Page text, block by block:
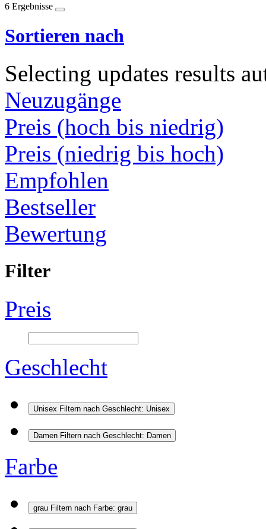
6 Ergebnisse
Sortieren nach
Selecting updates results
Neuzugänge
Preis (hoch bis niedrig)
Preis (niedrig bis hoch)
Empfohlen
Bestseller
Bewertung
Filter
Preis
Geschlecht
Unisex Filtern nach Geschlecht: Unisex
Damen Filtern nach Geschlecht: Damen
Farbe
grau Filtern nach Farbe: grau